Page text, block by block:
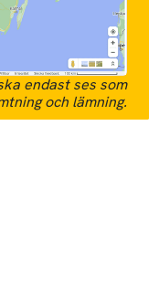
endast ses som
och lämning.